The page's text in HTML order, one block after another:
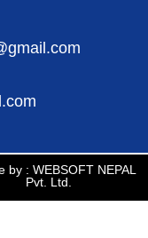
by : WEBSOFT NEPAL
Pvt. Ltd.